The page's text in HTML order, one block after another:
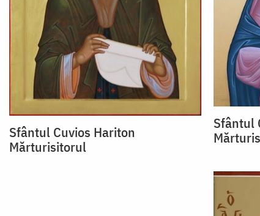
Sfântul Cuvios Hariton
Mărturisitorul
Sfântul